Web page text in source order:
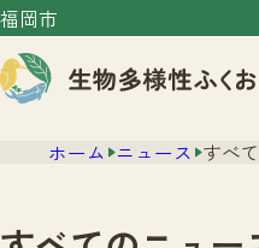
福岡市
ホーム ニュース すべ